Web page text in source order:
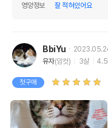
영양정보
잘 적혀있어요
BbiYu
유자(암컷) 3살
첫구매